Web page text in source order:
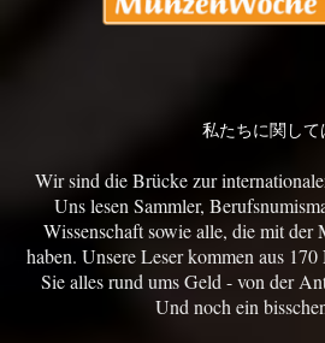
私たちに関して
Wir sind die Brücke zur
Uns lesen Sammler,
Wissenschaft sowie alle, die mit der
haben. Unsere Leser kommen aus
Sie alles rund ums Geld - von der
Und noch ein